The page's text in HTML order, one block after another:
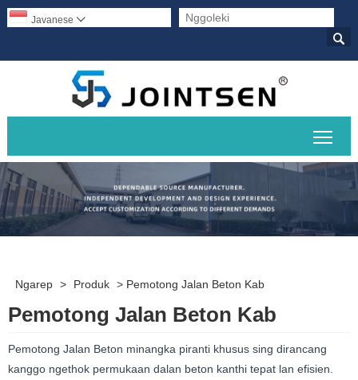

Javanese 
Ngarep > Produk > Pemotong Jalan Beton Kab
Pemotong Jalan Beton Kab
Pemotong Jalan Beton minangka piranti khusus sing dirancang
kanggo ngethok permukaan dalan beton kanthi tepat lan efisien.